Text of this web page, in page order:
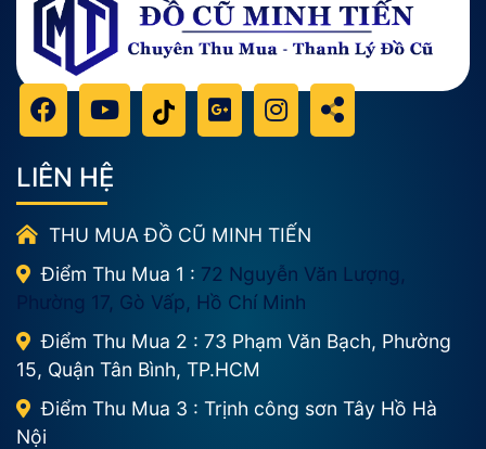
LIÊN HỆ
THU MUA ĐỒ CŨ MINH TIẾN
Điểm Thu Mua 1 : 72 Nguyễn Văn Lượng,
Phường 17, Gò Vấp, Hồ Chí Minh
Điểm Thu Mua 2 : 73 Phạm Văn Bạch, Phường
15, Quận Tân Bình, TP.HCM
Điểm Thu Mua 3 : Trịnh công sơn Tây Hồ Hà
Nội